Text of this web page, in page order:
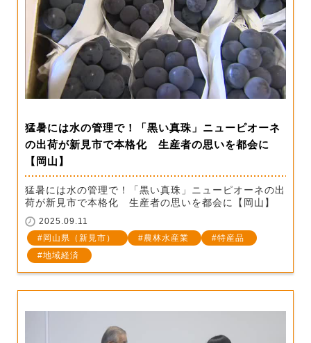
猛暑には水の管理で！「黒い真珠」ニューピオーネ
の出荷が新見市で本格化 生産者の思いを都会に
【岡山】
猛暑には水の管理で！「黒い真珠」ニューピオーネの出
荷が新見市で本格化 生産者の思いを都会に【岡山】
2025.09.11
岡山県（新見市）
農林水産業
特産品
地域経済